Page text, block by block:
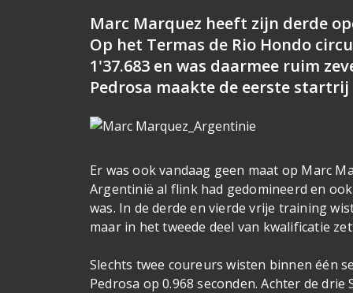
Marc Marquez heeft zijn derde
Op het Termas de Rio Hondo
1'37.683 en was daarmee ruim
Pedrosa maakte de eerste
Er was ook vandaag geen maat op Marc
Argentinië al flink had gedomineerd en
was. In de derde en vierde vrije training
maar in het tweede deel van kwalificatie
Slechts twee coureurs wisten binnen één
Pedrosa op 0.968 seconden. Achter de